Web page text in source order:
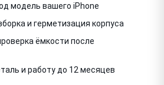
модель вашего iPhone
и герметизация корпуса
ёмкости после
и работу до 12 месяцев